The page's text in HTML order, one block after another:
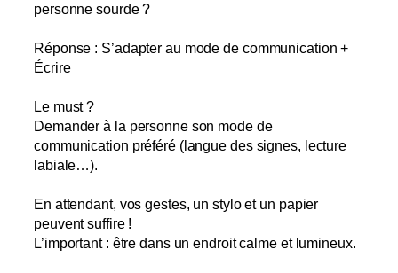
personne sourde ?
Réponse : S’adapter au mode de communication +
Écrire
Le must ?
Demander à la personne son mode de
communication préféré (langue des signes, lecture
labiale…).
En attendant, vos gestes, un stylo et un papier
peuvent suffire !
L’important : être dans un endroit calme et lumineux.